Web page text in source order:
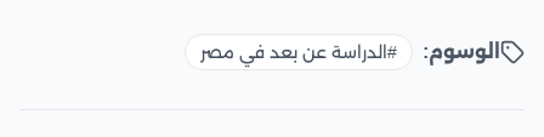
الوسوم: #الدراسة عن بعد في مصر